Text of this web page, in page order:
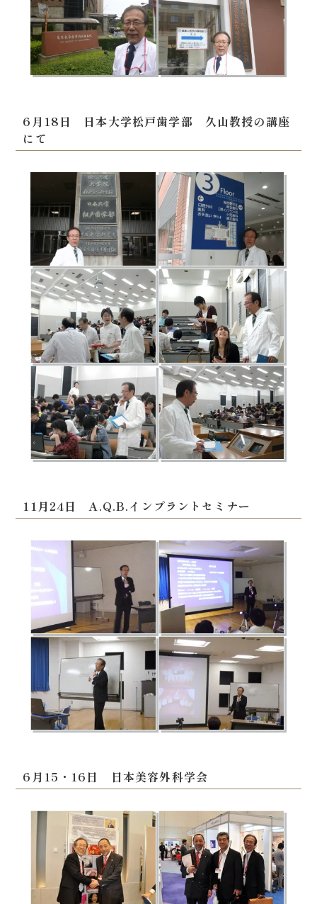
6月18日 日本大学松戸歯学部 久山教授の講座
にて
11月24日 A.Q.B.インプラントセミナー
6月15・16日 日本美容外科学会